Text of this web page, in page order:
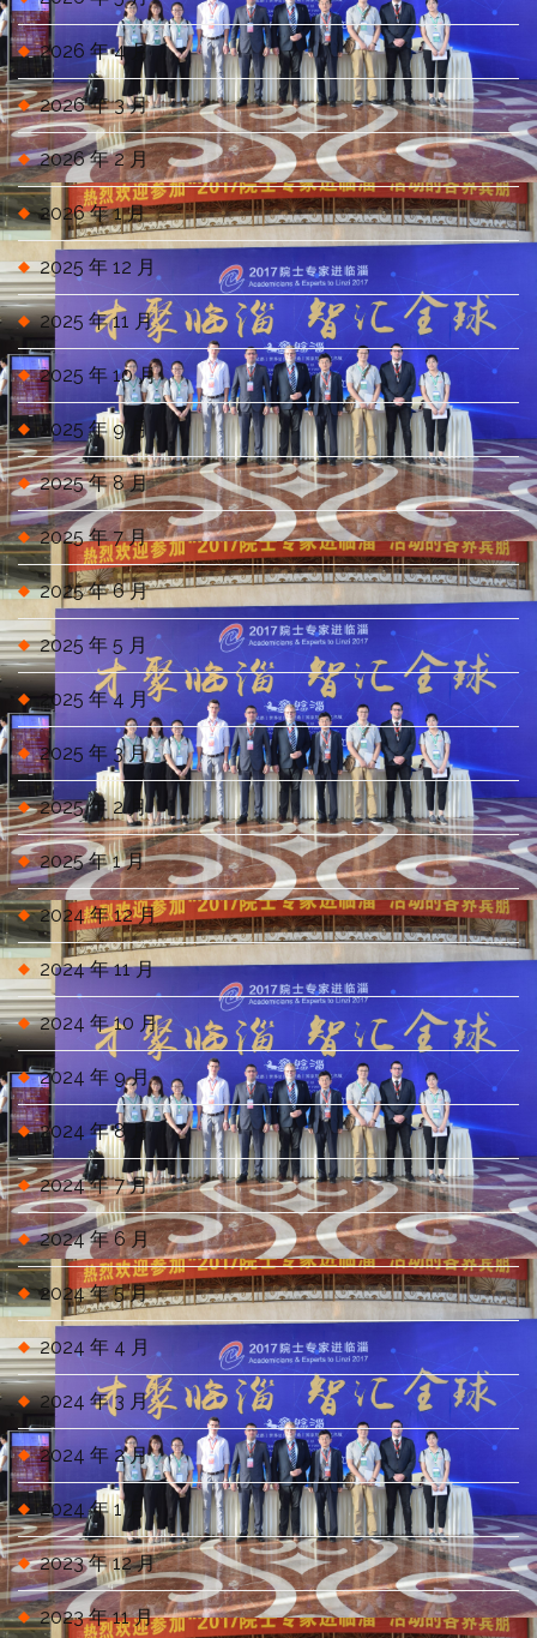
2026 年 4 月
2026 年 3 月
2026 年 2 月
2026 年 1 月
2025 年 12 月
2025 年 11 月
2025 年 10 月
2025 年 9 月
2025 年 8 月
2025 年 7 月
2025 年 6 月
2025 年 5 月
2025 年 4 月
2025 年 3 月
2025 年 2 月
2025 年 1 月
2024 年 12 月
2024 年 11 月
2024 年 10 月
2024 年 9 月
2024 年 8 月
2024 年 7 月
2024 年 6 月
2024 年 5 月
2024 年 4 月
2024 年 3 月
2024 年 2 月
2024 年 1 月
2023 年 12 月
2023 年 11 月